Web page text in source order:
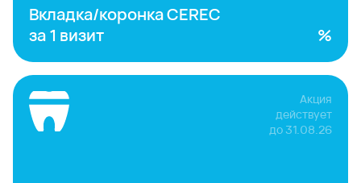
Вкладка/коронка CEREC
за 1 визит
%
Акция
действует
до31.08.26